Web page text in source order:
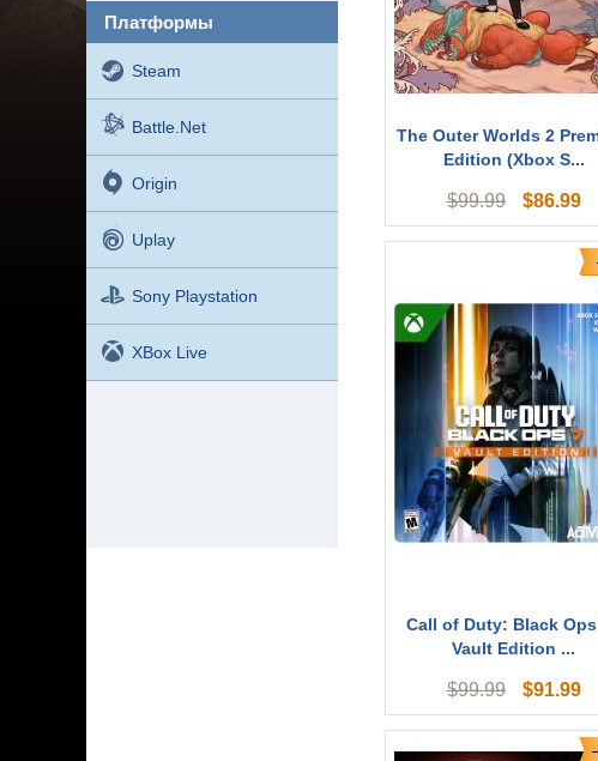
платформы
Steam
Battle.net
Origin
Uplay
Sony Playstation
XBox Live
The Outer Worlds 2
Edition (Xbox S...
$99.99 $86.99
Call of Duty: Black
Vault Edition ...
$99.99 $91.99